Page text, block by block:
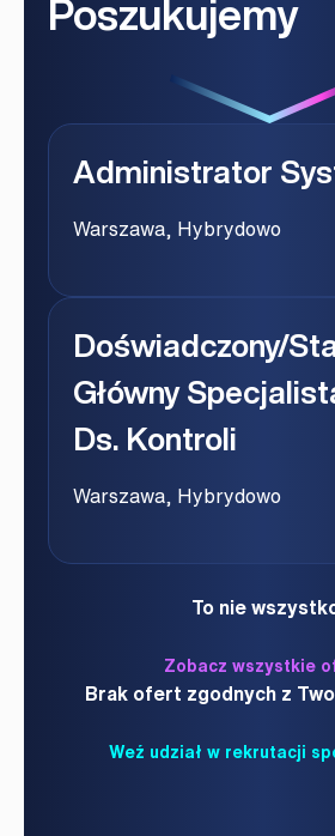
Poszukujemy
Administrator
Warszawa, Hybrydowo
Doświadczony/
Główny
Ds. Kontroli
Warszawa, Hybrydowo
To nie
Zobacz wszystkie
Brak ofert zgodnych z
Weź udział w rekrutacji